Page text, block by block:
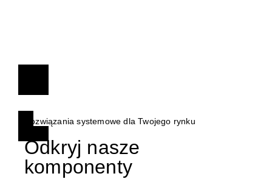
Rozwiązania systemowe dla Twojego rynku
Odkryj nasze
komponenty